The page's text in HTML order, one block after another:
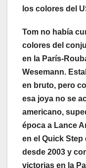
los colores del
Tom no había
colores del
en la París-
Wesemann.
en bruto, pero
esa joya no se
americano,
época a Lance
en el Quick
desde 2003 y
victorias en la